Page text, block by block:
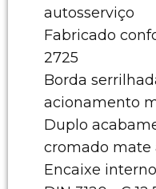
autosserviço
Fabricado
2725
Borda
acionamento
Duplo
cromado mate
Encaixe